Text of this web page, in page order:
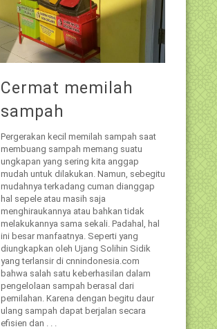
Cermat memilah
sampah
Pergerakan kecil memilah sampah saat
membuang sampah memang suatu
ungkapan yang sering kita anggap
mudah untuk dilakukan. Namun, sebegitu
mudahnya terkadang cuman dianggap
hal sepele atau masih saja
menghiraukannya atau bahkan tidak
melakukannya sama sekali. Padahal, hal
ini besar manfaatnya. Seperti yang
diungkapkan oleh Ujang Solihin Sidik
yang terlansir di cnnindonesia.com
bahwa salah satu keberhasilan dalam
pengelolaan sampah berasal dari
pemilahan. Karena dengan begitu daur
ulang sampah dapat berjalan secara
efisien dan . . .